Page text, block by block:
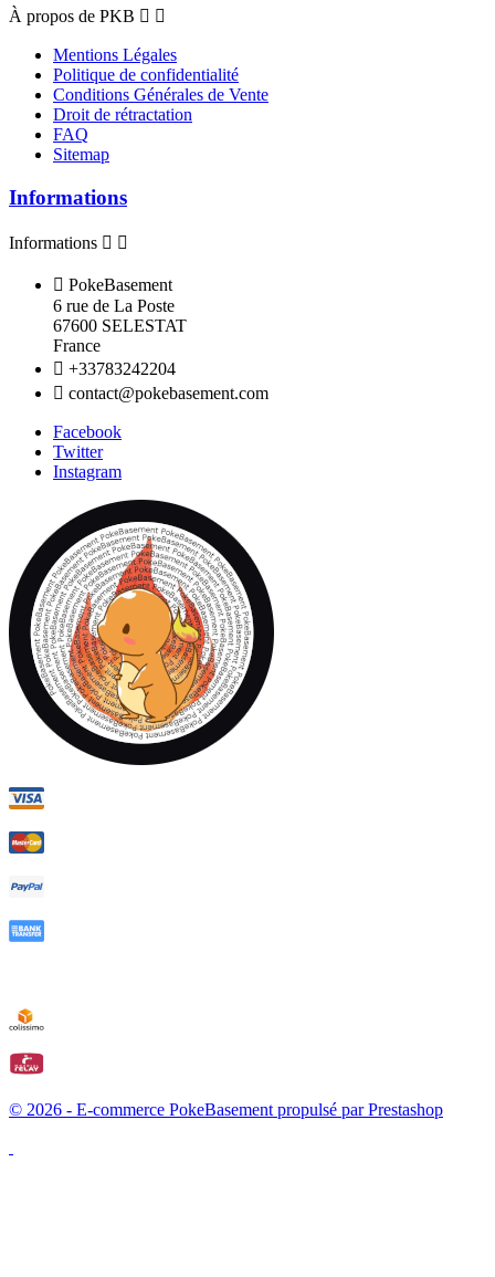
À propos de PKB  
Mentions Légales
Politique de confidentialité
Conditions Générales de Vente
Droit de rétractation
FAQ
Sitemap
Informations
Informations  
 PokeBasement
6 rue de La Poste
67600 SELESTAT
France
 +33783242204
 contact@pokebasement.com
Facebook
Twitter
Instagram
© 2026 - E-commerce PokeBasement propulsé par Prestashop